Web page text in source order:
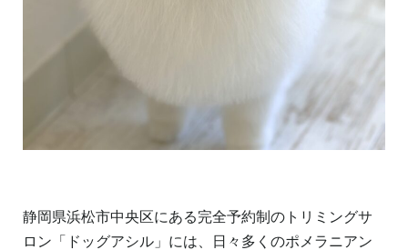
静岡県浜松市中央区にある完全予約制のトリミングサ
ロン「ドッグアシル」には、日々多くのポメラニアン